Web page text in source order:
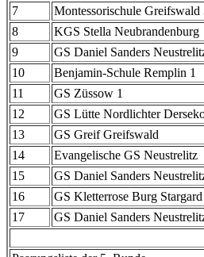
7
Montessorischule Greifswald
8
KGS Stella Neubrandenburg
9
GS Daniel Sanders
10
Benjamin-Schule Remplin 1
11
GS Züssow 1
12
GS Lütte Nordlichter
13
GS Greif Greifswald
14
Evangelische GS Neustrelitz
15
GS Daniel Sanders
16
GS Kletterrose Burg Stargard
17
GS Daniel Sanders